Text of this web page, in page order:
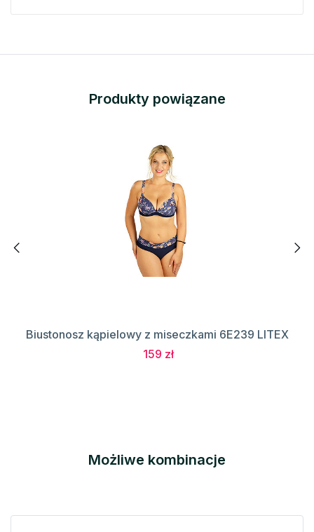
Produkty powiązane
Biustonosz kąpielowy z miseczkami 6E239 LITEX
159 zł
Możliwe kombinacje